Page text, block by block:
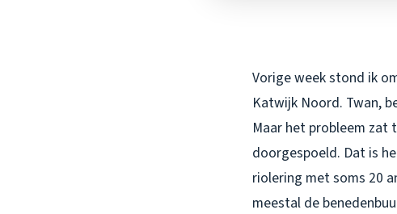
Vorige week stond ik
Katwijk Noord. Twan,
Maar het probleem zat
doorgespoeld. Dat is
riolering met soms 20
meestal de